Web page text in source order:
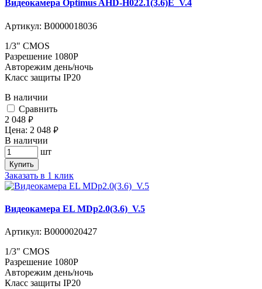
Видеокамера Optimus AHD-H022.1(3.6)E_V.4
Артикул: В0000018036
1/3" CMOS
Разрешение 1080P
Авторежим день/ночь
Класс защиты IP20
В наличии
Cравнить
2 048 руб.
Цена: 2 048 руб.
В наличии
шт
Купить
Заказать в 1 клик
Видеокамера EL MDp2.0(3.6)_V.5
Артикул: В0000020427
1/3" CMOS
Разрешение 1080P
Авторежим день/ночь
Класс защиты IP20